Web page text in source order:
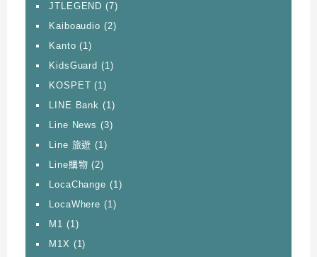
JTLEGEND (7)
Kaiboaudio (2)
Kanto (1)
KidsGuard (1)
KOSPET (1)
LINE Bank (1)
Line News (3)
Line 旅遊 (1)
Line購物 (2)
LocaChange (1)
LocaWhere (1)
M1 (1)
M1X (1)